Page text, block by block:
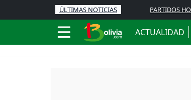
ÚLTIMAS NOTICIAS PARTIDOS
ACTUALIDAD